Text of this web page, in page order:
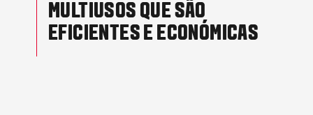
MULTIUSOS QUE SÃO
EFICIENTES E ECONÓMICAS